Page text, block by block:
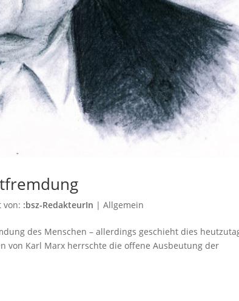
von: :bsz-RedakteurIn |Allgemein
des Menschen – allerdings geschieht dies
von Karl Marx herrschte die offene Ausbeutung der